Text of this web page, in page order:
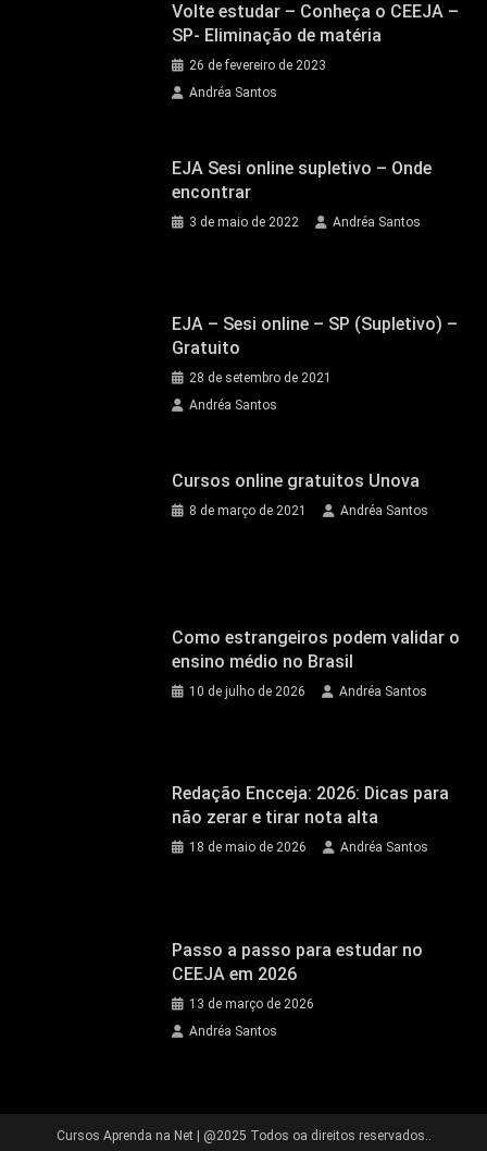
Volte estudar – Conheça o CEEJA –
SP- Eliminação de matéria
26 de fevereiro de 2023
Andréa Santos
EJA Sesi online supletivo – Onde
encontrar
3 de maio de 2022 Andréa Santos
EJA – Sesi online – SP (Supletivo) –
Gratuito
28 de setembro de 2021
Andréa Santos
Cursos online gratuitos Unova
8 de março de 2021 Andréa Santos
Como estrangeiros podem validar o
ensino médio no Brasil
10 de julho de 2026 Andréa Santos
Redação Encceja: 2026: Dicas para
não zerar e tirar nota alta
18 de maio de 2026 Andréa Santos
Passo a passo para estudar no
CEEJA em 2026
13 de março de 2026
Andréa Santos
Cursos Aprenda na Net @2025 Todos oa direitos reservados..